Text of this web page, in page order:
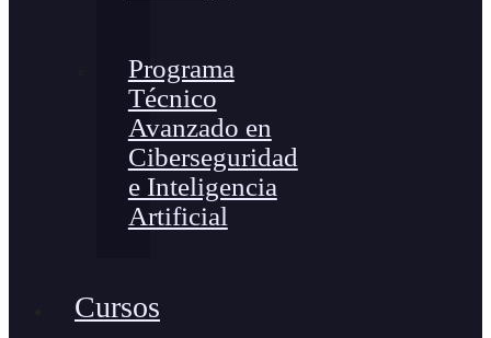
Programa
Técnico
Avanzado en
Ciberseguridad
e Inteligencia
Artificial
Cursos